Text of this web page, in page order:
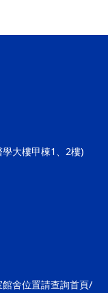
大樓甲棟1、2樓)
舍位置請查詢首頁/